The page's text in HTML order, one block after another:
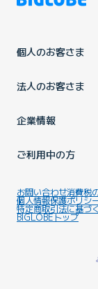
個人のお客さま
法人のお客さま
企業情報
ご利用中の方
お問い合わせ消費税
個人情報保護ポリシ
特定商取引法に基づ
BIGLOBEトップ